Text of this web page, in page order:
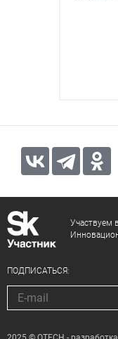
Участвуем
ПОДПИСАТЬСЯ: